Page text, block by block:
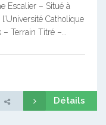
Escalier – Situé à
Catholique
Terrain Titré –…
Détails